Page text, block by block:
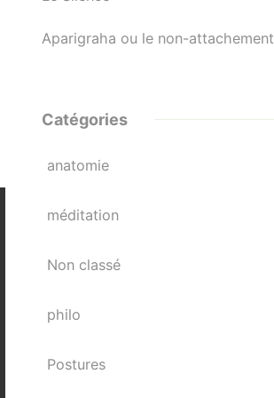
Aparigraha ou le non-attachement
Catégories
anatomie
méditation
Non classé
philo
Postures